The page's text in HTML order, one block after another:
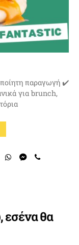
παραγωγή ✔️
για brunch,
εσένα θα